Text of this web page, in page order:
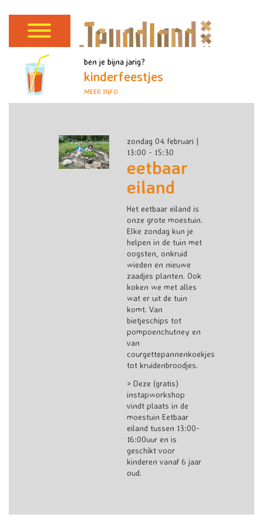
ben je bijna jarig?
kinderfeestjes
MEER INFO
zondag 04 februari |
13:00 - 15:30
eetbaar
eiland
Het eetbaar eiland is
onze grote moestuin.
Elke zondag kun je
helpen in de tuin met
oogsten, onkruid
wieden en nieuwe
zaadjes planten. Ook
koken we met alles
wat er uit de tuin
komt. Van
bietjeschips tot
pompoenchutney en
van
courgettepannenkoekjes
tot kruidenbroodjes.
> Deze (gratis)
instapworkshop
vindt plaats in de
moestuin Eetbaar
eiland tussen 13:00-
16:00uur en is
geschikt voor
kinderen vanaf 6 jaar
oud.